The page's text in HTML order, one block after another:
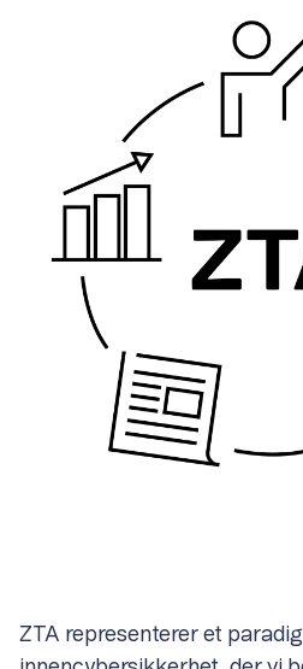
ZTA representerer et